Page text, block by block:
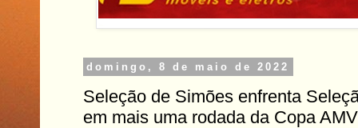
domingo, 8 de maio de 2022
Seleção de Simões enfrenta
em mais uma rodada da Copa